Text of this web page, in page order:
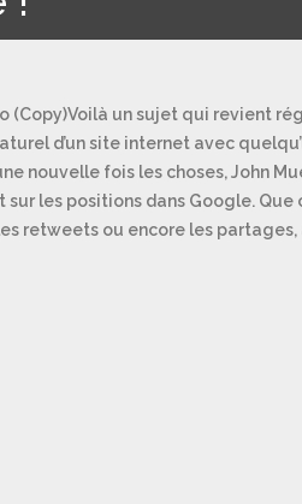
Voilà un sujet qui revient
d’un site internet avec
nouvelle fois les choses, John
sur les positions dans Google. Que
retweets ou encore les partages,